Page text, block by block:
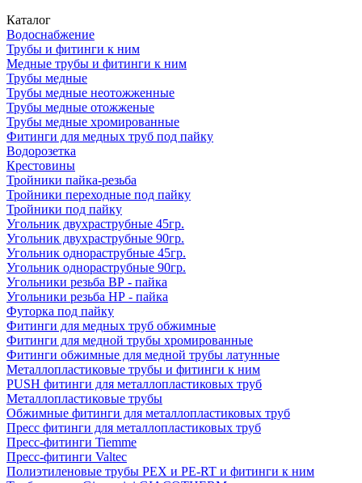
Каталог
Водоснабжение
Трубы и фитинги к ним
Медные трубы и фитинги к ним
Трубы медные
Трубы медные неотожженные
Трубы медные отожженые
Трубы медные хромированные
Фитинги для медных труб под пайку
Водорозетка
Крестовины
Тройники пайка-резьба
Тройники переходные под пайку
Тройники под пайку
Угольник двухраструбные 45гр.
Угольник двухраструбные 90гр.
Угольник однораструбные 45гр.
Угольник однораструбные 90гр.
Угольники резьба ВР - пайка
Угольники резьба НР - пайка
Футорка под пайку
Фитинги для медных труб обжимные
Фитинги для медной трубы хромированные
Фитинги обжимные для медной трубы латунные
Металлопластиковые трубы и фитинги к ним
PUSH фитинги для металлопластиковых труб
Металлопластиковые трубы
Обжимные фитинги для металлопластиковых труб
Пресс фитинги для металлопластиковых труб
Пресс-фитинги Tiemme
Пресс-фитинги Valtec
Полиэтиленовые трубы PEX и PE-RT и фитинги к ним